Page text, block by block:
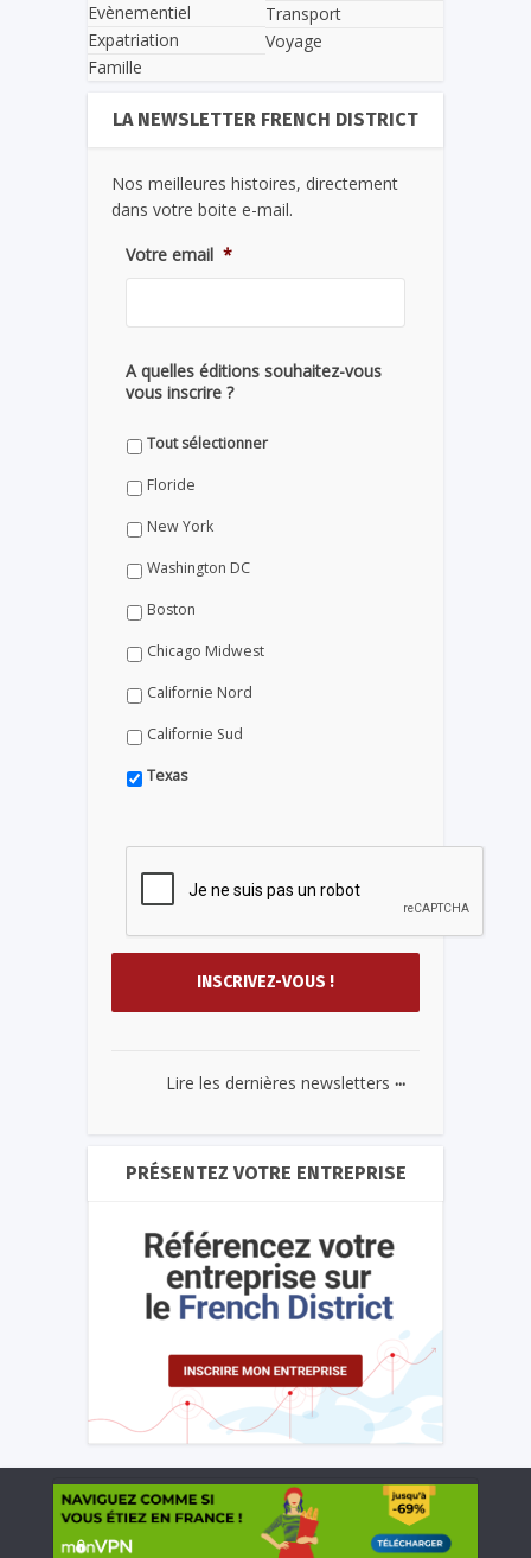
Evènementiel
Expatriation
Famille
Transport
Voyage
LA NEWSLETTER FRENCH DISTRICT
Nos meilleures histoires, directement
dans votre boite e-mail.
Votre email *
A quelles éditions souhaitez-vous
vous inscrire ?
Tout sélectionner
Floride
New York
Washington DC
Boston
Chicago Midwest
Californie Nord
Californie Sud
Texas
Lire les dernières newsletters ...
PRÉSENTEZ VOTRE ENTREPRISE